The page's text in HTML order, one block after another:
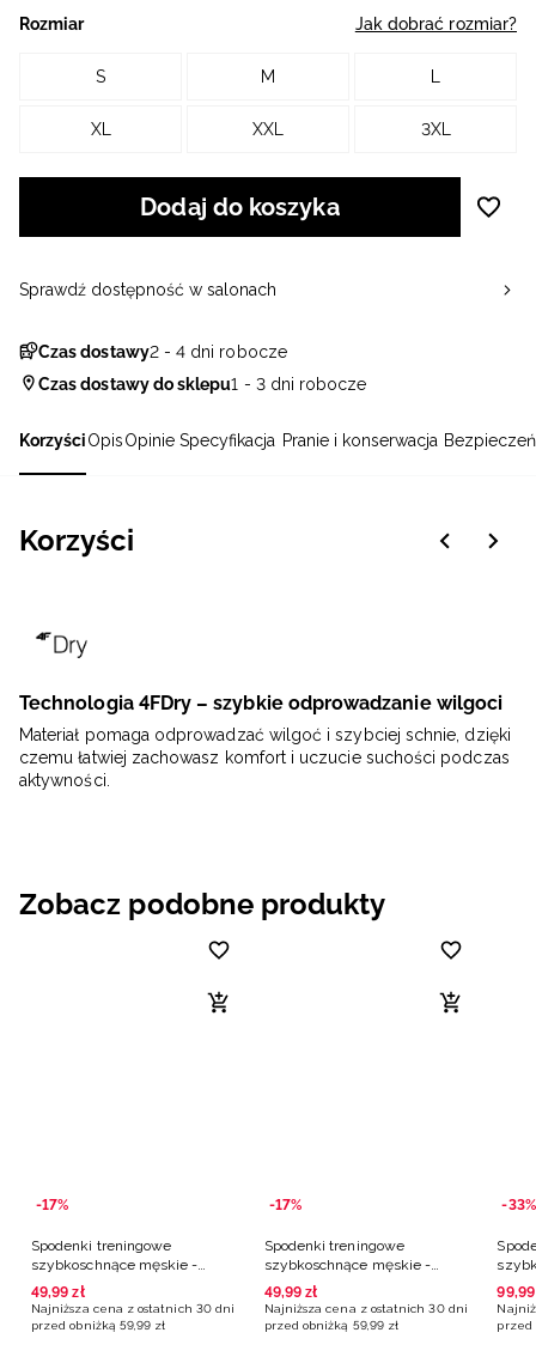
KorzyściOpisOpinie Specyfikacja Pranie i konserwacja
Korzyści
Technologia 4FDry – szybkie odprowadzanie wilgoci
Materiał pomaga odprowadzać wilgoć i szybciej schnie, dzięki
czemu łatwiej zachowasz komfort i uczucie suchości podczas
aktywności.
Rozmiar Jak dobrać rozmiar?
S M L
XL XXL 3XL
Dodaj do koszyka
Czas dostawy2 - 4 dni robocze
Czas dostawy do sklepu1 - 3 dni robocze
Sprawdź dostępność w salonach
Zobacz podobne produkty
-17%
Spodenki treningowe
szybkoschnące męskie -
granatowe
49,99 zł
Najniższa cena z ostatnich 30 dni
przed obniżką 59,99 zł
-17%
Spodenki treningowe
szybkoschnące męskie -
granatowe
49,99 zł
Najniższa cena z ostatnich 30 dni
przed obniżką 59,99 zł
-33%
99,99
przed